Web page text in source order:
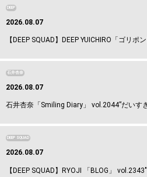
DEEP
2026.08.07
【DEEP SQUAD】DEEP YUICHIRO「ゴリ
石井杏奈
2026.08.07
石井杏奈「Smiling Diary」 vol.2044”だいす
DEEP SQUAD
2026.08.07
【DEEP SQUAD】RYOJI 「BLOG」 vol.2343"